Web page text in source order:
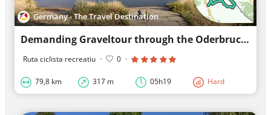
Germany - The Travel Destination
Demanding Graveltour through the Oderbruch and into the Polish Landscape Park Cedynia
Ruta ciclista recreatiu · 0 ·
79,8 km 317 m 05h19 Hard